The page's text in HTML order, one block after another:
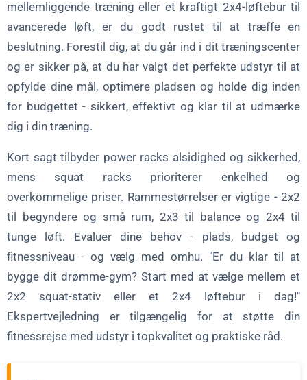
mellemliggende træning eller et kraftigt 2x4-løftebur til
avancerede løft, er du godt rustet til at træffe en
beslutning. Forestil dig, at du går ind i dit træningscenter
og er sikker på, at du har valgt det perfekte udstyr til at
opfylde dine mål, optimere pladsen og holde dig inden
for budgettet - sikkert, effektivt og klar til at udmærke
dig i din træning.
Kort sagt tilbyder power racks alsidighed og sikkerhed,
mens squat racks prioriterer enkelhed og
overkommelige priser. Rammestørrelser er vigtige - 2x2
til begyndere og små rum, 2x3 til balance og 2x4 til
tunge løft. Evaluer dine behov - plads, budget og
fitnessniveau - og vælg med omhu. "Er du klar til at
bygge dit drømme-gym? Start med at vælge mellem et
2x2 squat-stativ eller et 2x4 løftebur i dag!"
Ekspertvejledning er tilgængelig for at støtte din
fitnessrejse med udstyr i topkvalitet og praktiske råd.